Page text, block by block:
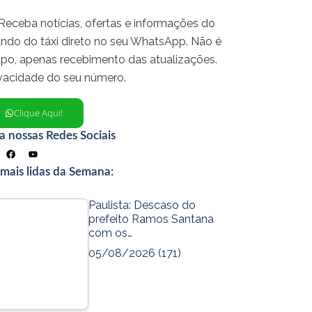
notícias, ofertas e informações do
do táxi direto no seu WhatsApp. Não é
apenas recebimento das atualizações.
do seu número.
Clique Aqui!
nossas Redes Sociais
F
a
c
e
Y
o
u
t
lidas da Semana:
Paulista: Descaso do
prefeito Ramos Santana
com os…
05/08/2026 (171)